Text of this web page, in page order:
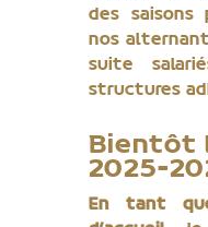
des saisons
nos
suite
structures
Bientôt
2025-
En tant